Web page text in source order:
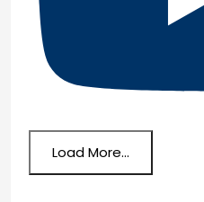
Load More...